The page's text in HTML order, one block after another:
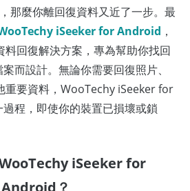
那麼你離回復資料又近了一步。最
iSeeker for Android ，
料回復解決方案，專為幫助你找回
而設計。無論你需要回復照片、
重要資料，WooTechy iSeeker for
程，即使你的裝置已損壞或鎖
iSeeker for